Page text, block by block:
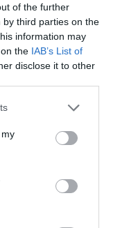
of the further
third parties on the
information may
the IAB’s List of
disclose it to other
or more Google
You may click to
third-party tags to
in below Google
έξοδο με
το Μετρό»